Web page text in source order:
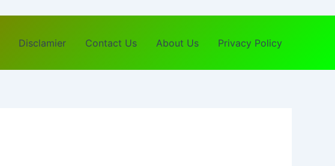
Disclamier Contact Us About Us Privacy Policy